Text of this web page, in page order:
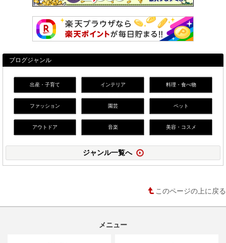
ブログジャンル
出産・子育て インテリア 料理・食べ物
ファッション 園芸 ペット
アウトドア 音楽 美容・コスメ
ジャンル一覧へ
このページの上に戻る
メニュー